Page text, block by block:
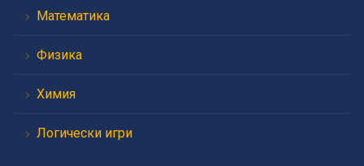
Математика
Физика
Химия
Логически игри